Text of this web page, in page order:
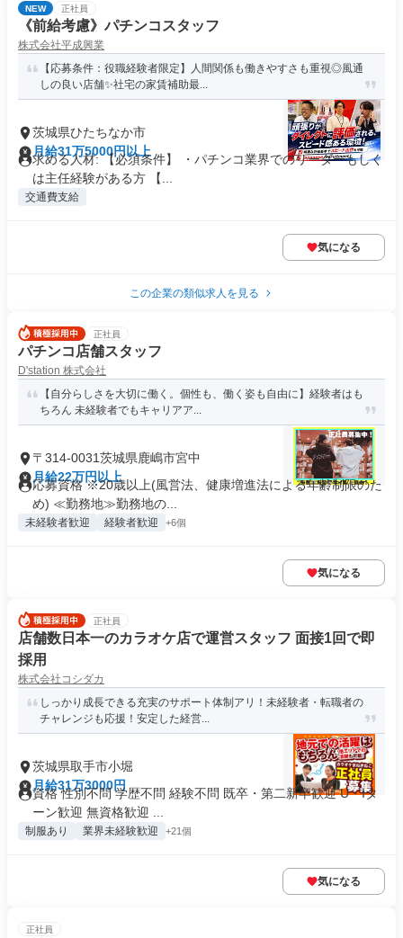
NEW 正社員
《前給考慮》パチンコスタッフ
株式会社平成興業
【応募条件：役職経験者限定】人間関係も働きやすさも重視◎風通
しの良い店舗✨社宅の家賃補助最...
茨城県ひたちなか市
月給31万5000円以上
求める人材: 【必須条件】 ・パチンコ業界でのリーダーもしく
は主任経験がある方 【...
交通費支給
気になる
この企業の類似求人を見る
正社員
パチンコ店舗スタッフ
D'station 株式会社
【自分らしさを大切に働く。個性も、働く姿も自由に】経験者はも
ちろん 未経験者でもキャリアア...
〒314-0031茨城県鹿嶋市宮中
月給22万円以上
応募資格 ※20歳以上(風営法、健康増進法による年齢制限のた
め) ≪勤務地≫勤務地の...
未経験者歓迎 経験者歓迎 +6個
気になる
正社員
店舗数日本一のカラオケ店で運営スタッフ 面接1回で即
採用
株式会社コシダカ
しっかり成長できる充実のサポート体制アリ！未経験者・転職者の
チャレンジも応援！安定した経営...
茨城県取手市小堀
月給31万3000円
資格 性別不問 学歴不問 経験不問 既卒・第二新卒歓迎 U・Iタ
ーン歓迎 無資格歓迎 ...
制服あり 業界未経験歓迎 +21個
気になる
正社員